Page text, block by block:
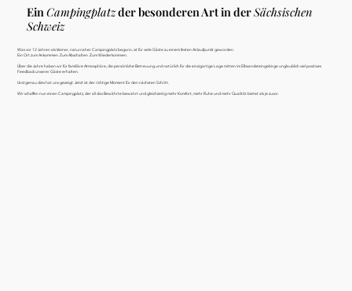
Ein Campingplatzder besonderen Art in derSächsischen
Schweiz
Was vor 12 Jahren als kleiner, naturnaher Campingplatz begann, ist für viele Gäste zu einem festen Anlaufpunkt geworden.
Ein Ort zum Ankommen. Zum Abschalten. Zum Wiederkommen.
Über die Jahre haben wir für familiäre Atmosphäre, die persönliche Betreuung und natürlich für die einzigartige Lage mitten im Elbsandsteingebirge unglaublich viel positives
Feedback unserer Gäste erhalten.
Und genau dies hat uns gezeigt: Jetzt ist der richtige Moment für den nächsten Schritt.
Wir schaffen nun einen Campingplatz, der all das Bewährte bewahrt und gleichzeitig mehr Komfort, mehr Ruhe und mehr Qualität bietet als je zuvor.